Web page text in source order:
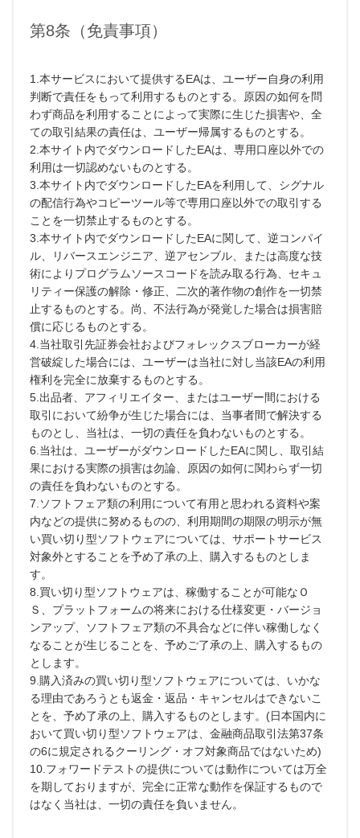
第8条（免責事項）
1.本サービスにおいて提供するEAは、ユーザー自身の利用
判断で責任をもって利用するものとする。原因の如何を問
わず商品を利用することによって実際に生じた損害や、全
ての取引結果の責任は、ユーザー帰属するものとする。
2.本サイト内でダウンロードしたEAは、専用口座以外での
利用は一切認めないものとする。
3.本サイト内でダウンロードしたEAを利用して、シグナル
の配信行為やコピーツール等で専用口座以外での取引する
ことを一切禁止するものとする。
3.本サイト内でダウンロードしたEAに関して、逆コンパイ
ル、リバースエンジニア、逆アセンブル、または高度な技
術によりプログラムソースコードを読み取る行為、セキュ
リティー保護の解除・修正、二次的著作物の創作を一切禁
止するものとする。尚、不法行為が発覚した場合は損害賠
償に応じるものとする。
4.当社取引先証券会社およびフォレックスブローカーが経
営破綻した場合には、ユーザーは当社に対し当該EAの利用
権利を完全に放棄するものとする。
5.出品者、アフィリエイター、またはユーザー間における
取引において紛争が生じた場合には、当事者間で解決する
ものとし、当社は、一切の責任を負わないものとする。
6.当社は、ユーザーがダウンロードしたEAに関し、取引結
果における実際の損害は勿論、原因の如何に関わらず一切
の責任を負わないものとする。
7.ソフトフェア類の利用について有用と思われる資料や案
内などの提供に努めるものの、利用期間の期限の明示が無
い買い切り型ソフトウェアについては、サポートサービス
対象外とすることを予め了承の上、購入するものとしま
す。
8.買い切り型ソフトウェアは、稼働することが可能なＯ
Ｓ、プラットフォームの将来における仕様変更・バージョ
ンアップ、ソフトフェア類の不具合などに伴い稼働しなく
なることが生じることを、予めご了承の上、購入するもの
とします。
9.購入済みの買い切り型ソフトウェアについては、いかな
る理由であろうとも返金・返品・キャンセルはできないこ
とを、予め了承の上、購入するものとします。(日本国内に
おいて買い切り型ソフトウェアは、金融商品取引法第37条
の6に規定されるクーリング・オフ対象商品ではないため)
10.フォワードテストの提供については動作については万全
を期しておりますが、完全に正常な動作を保証するもので
はなく当社は、一切の責任を負いません。